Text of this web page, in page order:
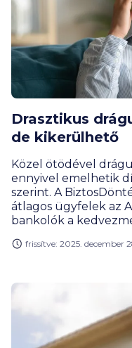
Drasztikus
de kikerülhető
Közel ötödével
ennyivel emelhetik
szerint. A
átlagos ügyfelek az
bankolók a
ennek ellenére több
frissítve: 2025. december